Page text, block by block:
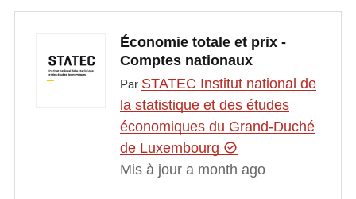
Économie totale et prix -
Comptes nationaux
Par STATEC Institut national de
la statistique et des études
économiques du Grand-Duché
de Luxembourg
Mis à jour a month ago